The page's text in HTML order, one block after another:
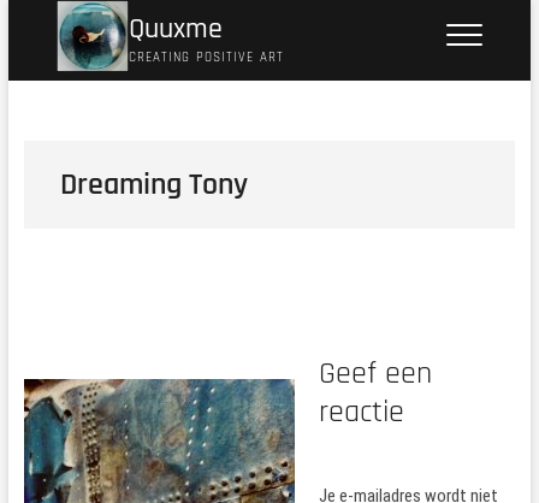
Quuxme
CREATING POSITIVE ART
Dreaming Tony
Geef een
reactie
Je e-mailadres wordt niet